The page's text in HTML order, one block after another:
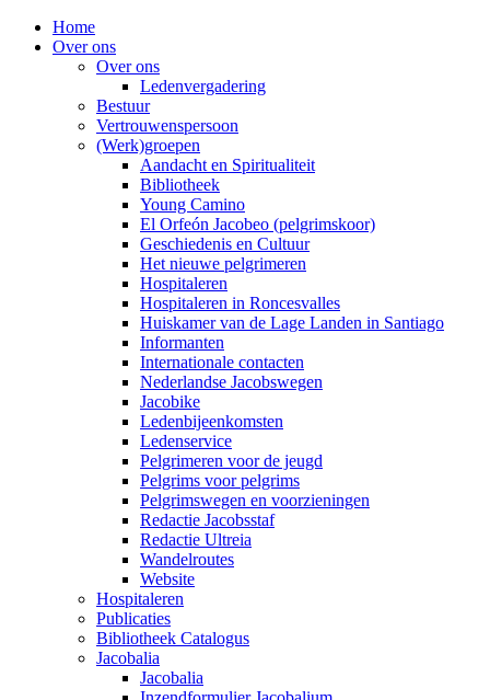
Home
Over ons
Over ons
Ledenvergadering
Bestuur
Vertrouwenspersoon
(Werk)groepen
Aandacht en Spiritualiteit
Bibliotheek
Young Camino
El Orfeón Jacobeo (pelgrimskoor)
Geschiedenis en Cultuur
Het nieuwe pelgrimeren
Hospitaleren
Hospitaleren in Roncesvalles
Huiskamer van de Lage Landen in Santiago
Informanten
Internationale contacten
Nederlandse Jacobswegen
Jacobike
Ledenbijeenkomsten
Ledenservice
Pelgrimeren voor de jeugd
Pelgrims voor pelgrims
Pelgrimswegen en voorzieningen
Redactie Jacobsstaf
Redactie Ultreia
Wandelroutes
Website
Hospitaleren
Publicaties
Bibliotheek Catalogus
Jacobalia
Jacobalia